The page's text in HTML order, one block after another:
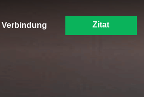
Verbindung Zitat